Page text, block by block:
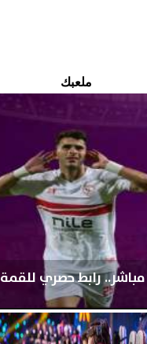
ملعبك
رابط حصري للقمة